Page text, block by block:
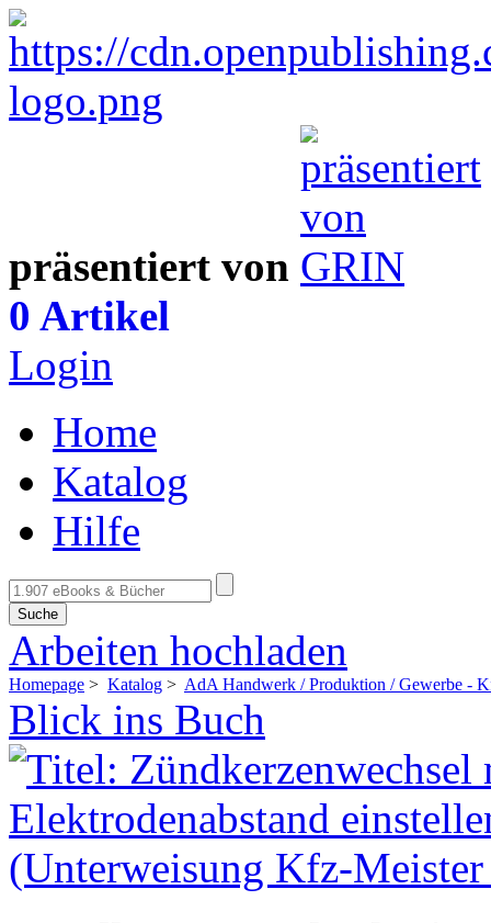
präsentiert von
0 Artikel
Login
Home
Katalog
Hilfe
Suche
Arbeiten hochladen
Homepage > Katalog > AdA Handwerk / Produktion / Gewerbe -
Blick ins Buch